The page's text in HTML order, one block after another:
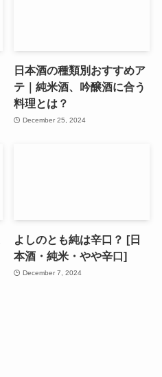
日本酒の種類別おすすめア
テ｜純米酒、吟醸酒に合う
料理とは？
December 25, 2024
よしのとも純は辛口？ [日
本酒・純米・やや辛口]
December 7, 2024